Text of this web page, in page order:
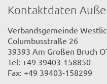
Kontaktdaten
Verbandsgemeinde
Columbusstraße 26
39393 Am Großen Bruch
Tel: +49 39403-158850
Fax: +49 39403-158299